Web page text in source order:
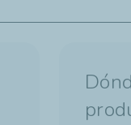
la confección